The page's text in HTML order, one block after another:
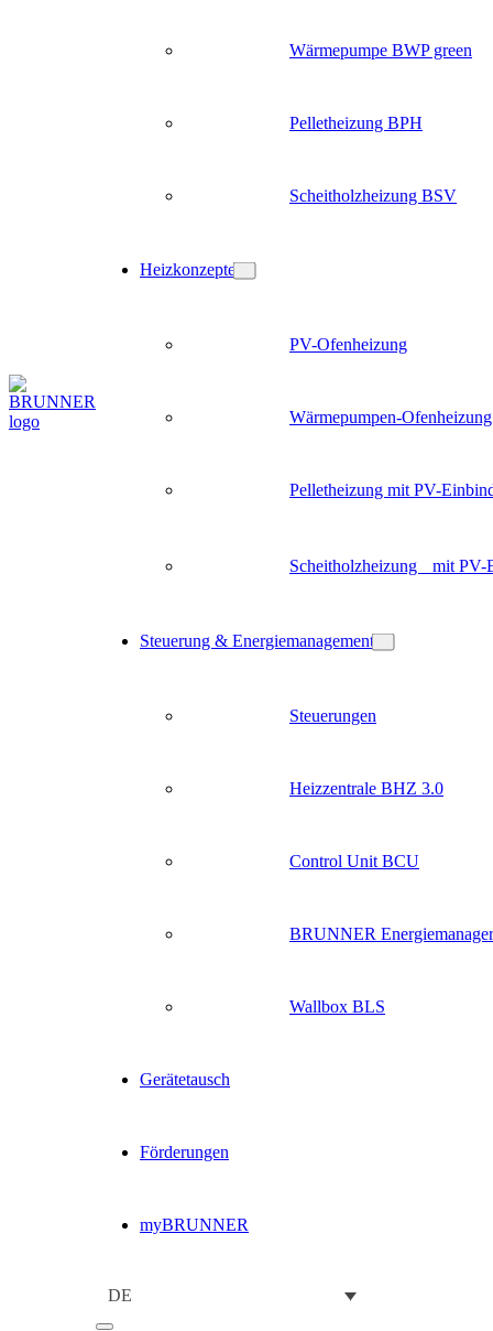
Wärmepumpe BWP green
Pelletheizung BPH
Scheitholzheizung BSV
Heizkonzepte
PV-Ofenheizung
Wärmepumpen-Ofenheizung
Pelletheizung mit PV-
Scheitholzheizung mit PV-
Steuerung & Energiemanagement
Steuerungen
Heizzentrale BHZ 3.0
Control Unit BCU
BRUNNER Energiemanager
Wallbox BLS
Gerätetausch
Förderungen
myBRUNNER
DE